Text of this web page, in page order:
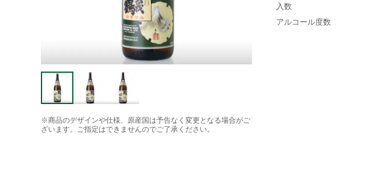
※商品のデザインや仕様、原産国は予告なく変更となる場合がご
ざいます。ご指定はできませんのでご了承ください。
入数
アルコール度数